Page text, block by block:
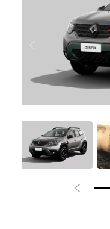
Anterior
Anterior